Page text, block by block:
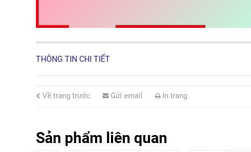
THÔNG TIN CHI TIẾT
Về trang trước Gửi email In trang
Sản phẩm liên quan